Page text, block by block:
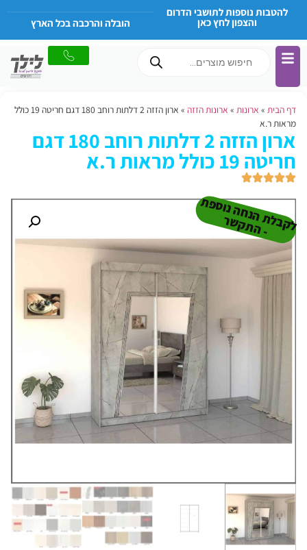
להטבות נוספות לתושבי הדרום
והצפון לחץ כאן הובלה והרכבה בכל הארץ
דף הבית » ארונות » ארונות הזזה »
ארון הזזה 2 דלתות רוחב 180 דגם חריטה 19 כולל
מראות ר.א
ארון הזזה 2 דלתות רוחב 180 דגם
חריטה 19 כולל מראות ר.א
ל
ק
ב
ל
ת
הנ
ח
ה נו
ס
פ
ת
-
ה
ת
ק
ש
ר